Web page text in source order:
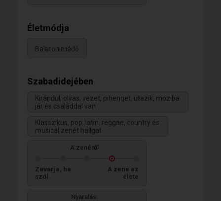
Életmódja
Balatonimádó
Szabadidejében
Kirándul, olvas, vezet, pihenget, utazik, moziba
jár és családdal van
Klasszikus, pop, latin, reggae, country és
musical zenét hallgat
A zenéről
Zavarja, ha
szól
A zene az
élete
Nyaralás: